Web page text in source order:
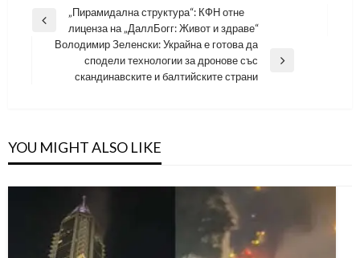
Навигация
Previous
„Пирамидална структура“: КФН отне
лиценза на „ДаллБогг: Живот и здраве“
Володимир Зеленски: Украйна е готова да
сподели технологии за дронове със
скандинавските и балтийските страни
YOU MIGHT ALSO LIKE